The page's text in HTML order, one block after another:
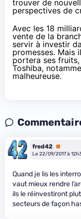
trouver de
perspectives de
Avec les 18
vente de la
servir à investir
promesses. Mais
portera ses
Toshiba,
malheureuse.
fred42 Premium
Le 22/09/2017 à
Quand je lis les
vaut mieux rendre
ils le réinvestiront
secteurs de façon